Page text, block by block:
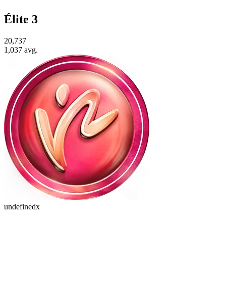
Élite 3
20,737
1,037 avg.
undefinedx